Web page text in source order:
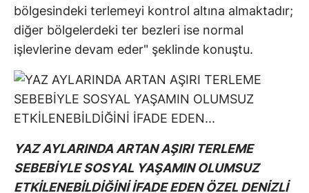
bölgesindeki terlemeyi kontrol altına almaktadır;
diğer bölgelerdeki ter bezleri ise normal
işlevlerine devam eder" şeklinde konuştu.
YAZ AYLARINDA ARTAN AŞIRI TERLEME
SEBEBİYLE SOSYAL YAŞAMIN OLUMSUZ
ETKİLENEBİLDİĞİNİ İFADE EDEN ÖZEL DENİZLİ